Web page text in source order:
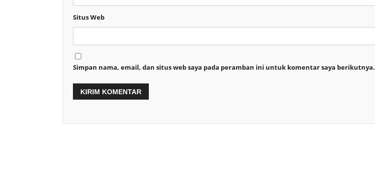
Situs Web
Simpan nama, email, dan situs web saya pada peramban ini untuk komentar saya berikutnya.